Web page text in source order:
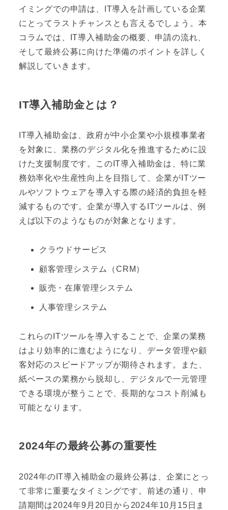
イミングでの申請は、IT導入を計画している企業
にとってラストチャンスとも言えるでしょう。本
コラムでは、IT導入補助金の概要、申請の流れ、
そして最終公募に向けた準備のポイントを詳しく
解説していきます。
IT導入補助金とは？
IT導入補助金は、政府が中小企業や小規模事業者
を対象に、業務のデジタル化を推進するために設
けた支援制度です。このIT導入補助金は、特に業
務効率化や生産性向上を目指して、企業がITツー
ルやソフトウェアを導入する際の経済的負担を軽
減するものです。企業が導入するITツールは、例
えば以下のようなものが対象となります。
クラウドサービス
顧客管理システム（CRM）
販売・在庫管理システム
人事管理システム
これらのITツールを導入することで、企業の業務
はより効率的に進むようになり、データ管理や顧
客対応のスピードアップが期待されます。また、
紙ベースの業務から脱却し、デジタルで一元管理
できる環境が整うことで、長期的なコスト削減も
可能となります。
2024年の最終公募の重要性
2024年のIT導入補助金の最終公募は、企業にとっ
て非常に重要なタイミングです。前述の通り、申
請期間は2024年9月20日から2024年10月15日ま